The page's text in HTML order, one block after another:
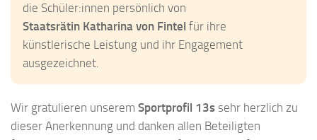
die Schüler:innen persönlich von
Staatsrätin Katharina von Fintel für ihre
künstlerische Leistung und ihr Engagement
ausgezeichnet.
Wir gratulieren unserem Sportprofil 13s sehr herzlich zu
dieser Anerkennung und danken allen Beteiligten